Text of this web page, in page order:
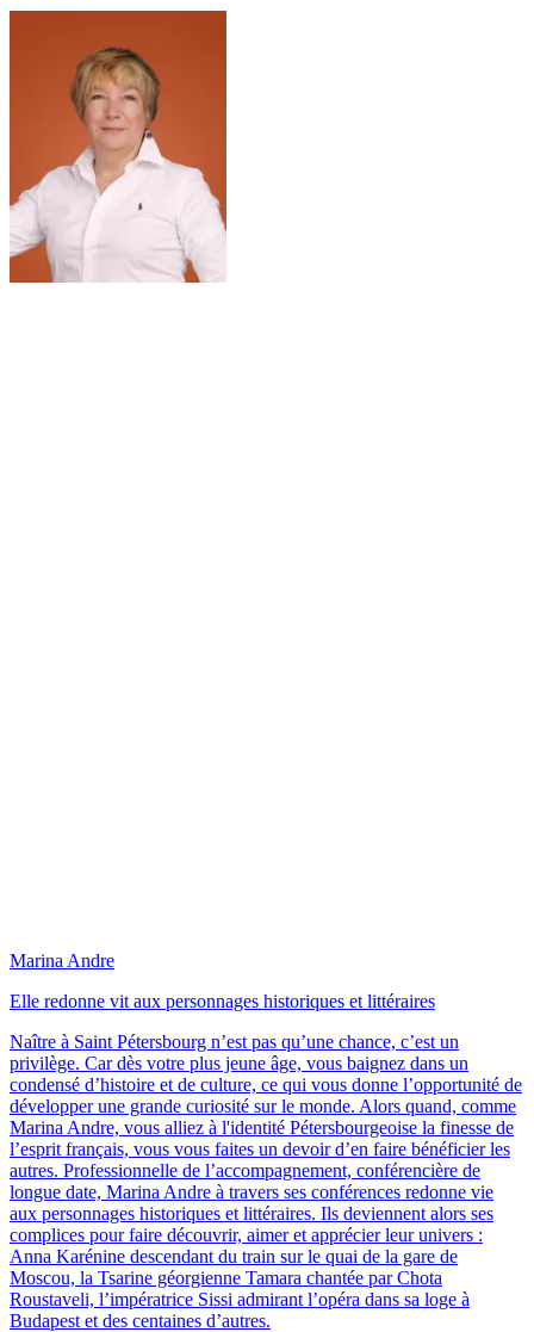
Marina Andre
Elle redonne vit aux personnages historiques et littéraires
Naître à Saint Pétersbourg n’est pas qu’une chance, c’est un
privilège. Car dès votre plus jeune âge, vous baignez dans un
condensé d’histoire et de culture, ce qui vous donne l’opportunité de
développer une grande curiosité sur le monde. Alors quand, comme
Marina Andre, vous alliez à l'identité Pétersbourgeoise la finesse de
l’esprit français, vous vous faites un devoir d’en faire bénéficier les
autres. Professionnelle de l’accompagnement, conférencière de
longue date, Marina Andre à travers ses conférences redonne vie
aux personnages historiques et littéraires. Ils deviennent alors ses
complices pour faire découvrir, aimer et apprécier leur univers :
Anna Karénine descendant du train sur le quai de la gare de
Moscou, la Tsarine géorgienne Tamara chantée par Chota
Roustaveli, l’impératrice Sissi admirant l’opéra dans sa loge à
Budapest et des centaines d’autres.